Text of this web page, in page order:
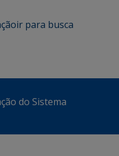
ir para busca
do Sistema